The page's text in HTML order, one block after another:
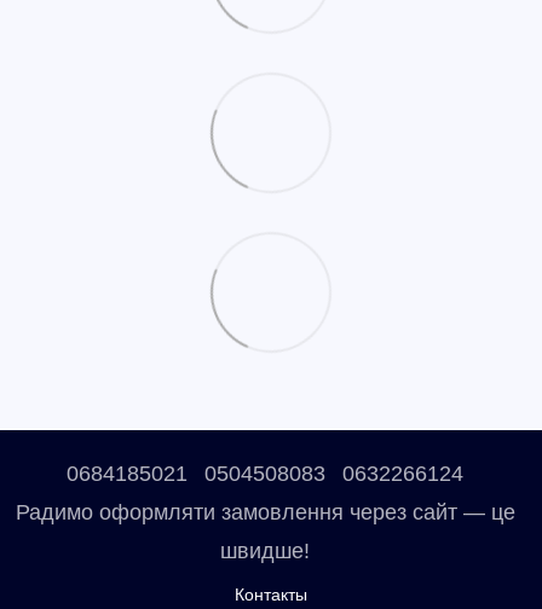
0684185021 0504508083
0632266124
Радимо оформляти замовлення через сайт — це
швидше!
Контакты